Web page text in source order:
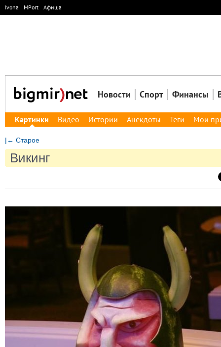
Ivona MPort Афиша
Новости Спорт Финансы
Картинки Видео Истории Анекдоты Теги Мои
|← Старое
Викинг